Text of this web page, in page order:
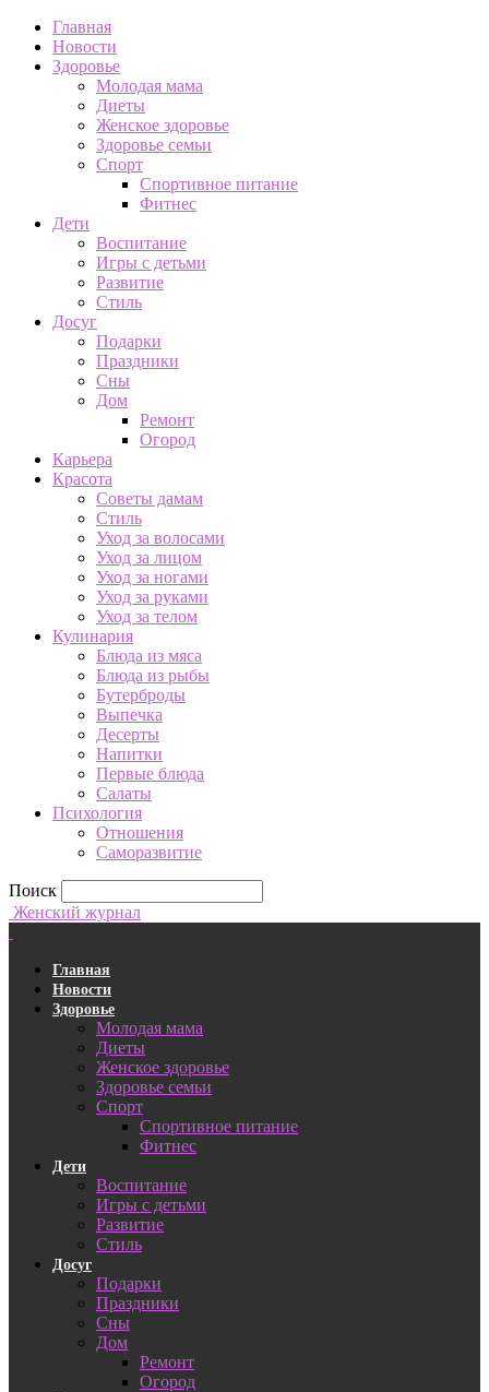
Главная
Новости
Здоровье
Молодая мама
Диеты
Женское здоровье
Здоровье семьи
Спорт
Спортивное питание
Фитнес
Дети
Воспитание
Игры с детьми
Развитие
Стиль
Досуг
Подарки
Праздники
Сны
Дом
Ремонт
Огород
Карьера
Красота
Советы дамам
Стиль
Уход за волосами
Уход за лицом
Уход за ногами
Уход за руками
Уход за телом
Кулинария
Блюда из мяса
Блюда из рыбы
Бутерброды
Выпечка
Десерты
Напитки
Первые блюда
Салаты
Психология
Отношения
Саморазвитие
Поиск
Женский журнал
Главная
Новости
Здоровье
Молодая мама
Диеты
Женское здоровье
Здоровье семьи
Спорт
Спортивное питание
Фитнес
Дети
Воспитание
Игры с детьми
Развитие
Стиль
Досуг
Подарки
Праздники
Сны
Дом
Ремонт
Огород